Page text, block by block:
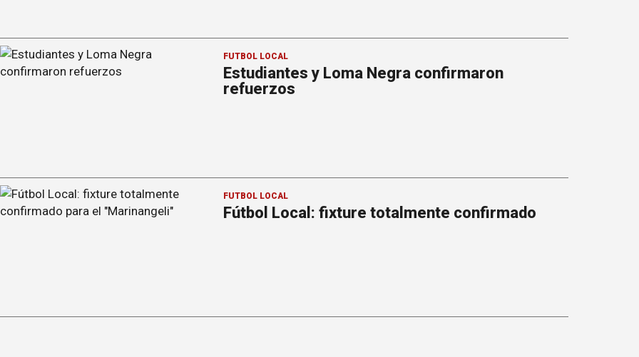
FÚTBOL LOCAL
Estudiantes y Loma Negra confirmaron
refuerzos
FÚTBOL LOCAL
Fútbol Local: fixture totalmente confirmado